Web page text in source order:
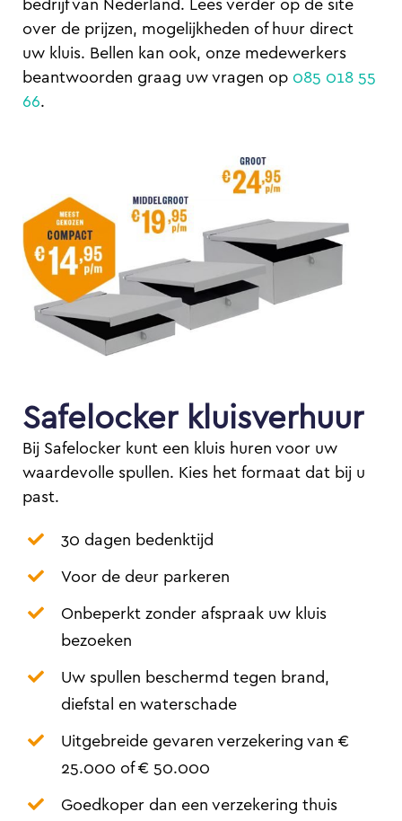
over de prijzen, mogelijkheden of huur direct
uw kluis. Bellen kan ook, onze medewerkers
beantwoorden graag uw vragen op 085 018 55
66.
Safelocker kluisverhuur
Bij Safelocker kunt een kluis huren voor uw
waardevolle spullen. Kies het formaat dat bij u
past.
30 dagen bedenktijd
Voor de deur parkeren
Onbeperkt zonder afspraak uw kluis
bezoeken
Uw spullen beschermd tegen brand,
diefstal en waterschade
Uitgebreide gevaren verzekering van €
25.000 of € 50.000
Goedkoper dan een verzekering thuis